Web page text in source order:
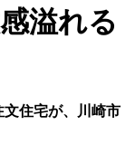
溢れる
文住宅が、川崎市